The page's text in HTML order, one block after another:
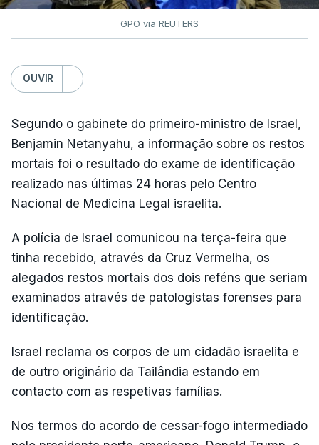
GPO via REUTERS
OUVIR
Segundo o gabinete do primeiro-ministro de Israel,
Benjamin Netanyahu, a informação sobre os restos
mortais foi o resultado do exame de identificação
realizado nas últimas 24 horas pelo Centro
Nacional de Medicina Legal israelita.
A polícia de Israel comunicou na terça-feira que
tinha recebido, através da Cruz Vermelha, os
alegados restos mortais dos dois reféns que seriam
examinados através de patologistas forenses para
identificação.
Israel reclama os corpos de um cidadão israelita e
de outro originário da Tailândia estando em
contacto com as respetivas famílias.
Nos termos do acordo de cessar-fogo intermediado